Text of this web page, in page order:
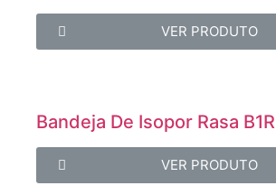
VER PRODUTO
Bandeja De Isopor Rasa B1R
VER PRODUTO